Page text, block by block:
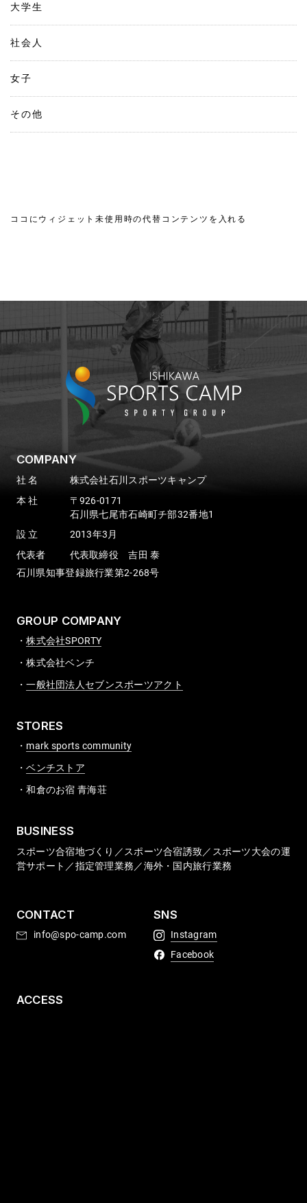
大学生
社会人
女子
その他
ココにウィジェット未使用時の代替コンテンツを入れる
COMPANY
社 名
株式会社石川スポーツキャンプ
本 社
〒926-0171
石川県七尾市石崎町チ部32番地1
設 立
2013年3月
代表者
代表取締役 吉田 泰
石川県知事登録旅行業第2-268号
GROUP COMPANY
株式会社SPORTY
株式会社ベンチ
一般社団法人セブンスポーツアクト
STORES
mark sports community
ベンチストア
和倉のお宿 青海荘
BUSINESS
スポーツ合宿地づくり／スポーツ合宿誘致／スポーツ大会の運
営サポート／指定管理業務／海外・国内旅行業務
CONTACT
info@spo-camp.com
SNS
Instagram
Facebook
ACCESS